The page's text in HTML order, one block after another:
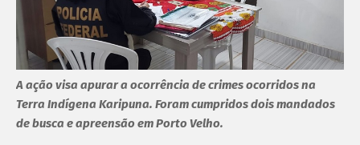
A ação visa apurar a ocorrência de crimes ocorridos na
Terra Indígena Karipuna. Foram cumpridos dois mandados
de busca e apreensão em Porto Velho.